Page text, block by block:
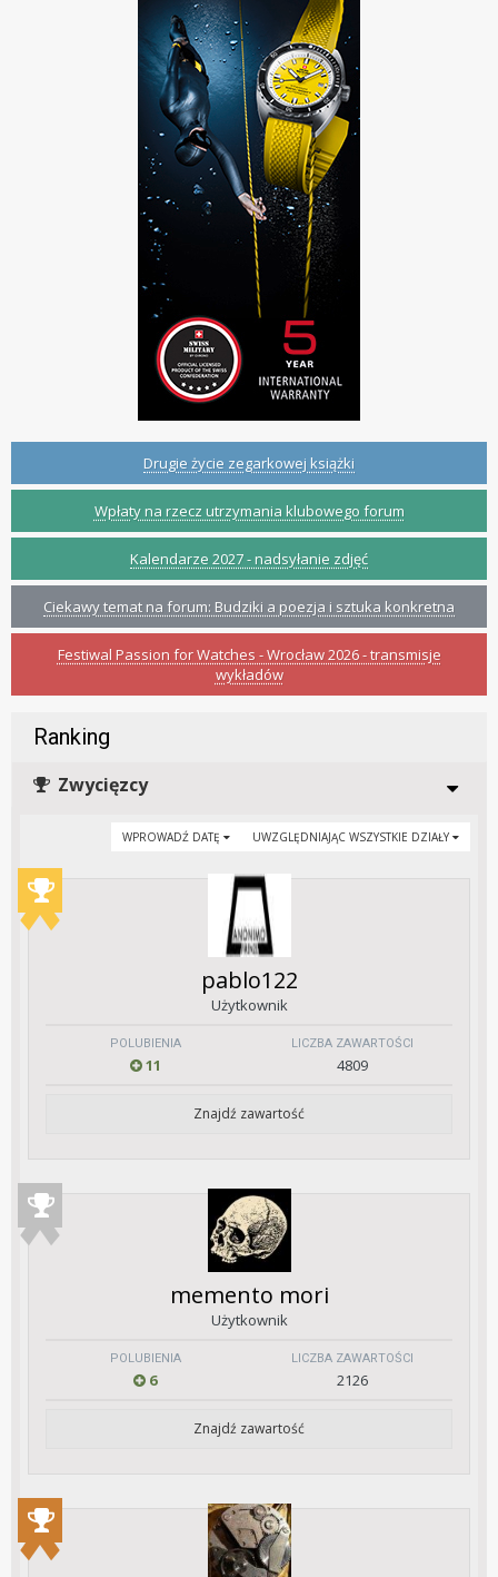
Drugie życie zegarkowej książki
Wpłaty na rzecz utrzymania klubowego forum
Kalendarze 2027 - nadsyłanie zdjęć
Ciekawy temat na forum: Budziki a poezja i sztuka konkretna
Festiwal Passion for Watches - Wrocław 2026 - transmisje
wykładów
Ranking
Zwycięzcy
UWZGLĘDNIAJĄC WSZYSTKIE DZIAŁY
WPROWADŹ DATĘ
pablo122
Użytkownik
POLUBIENIA
11
LICZBA ZAWARTOŚCI
4809
Znajdź zawartość
memento mori
Użytkownik
POLUBIENIA
6
LICZBA ZAWARTOŚCI
2126
Znajdź zawartość